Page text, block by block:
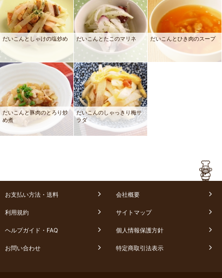
だいこんとしゃけの塩炒め だいこんとたこのマリネ だいこんとひき肉のスープ
だいこんと豚肉のとろり炒
め煮
だいこんのしゃっきり梅サ
ラダ
お支払い方法・送料 会社概要
利用規約 サイトマップ
ヘルプガイド・FAQ 個人情報保護方針
お問い合わせ 特定商取引法表示